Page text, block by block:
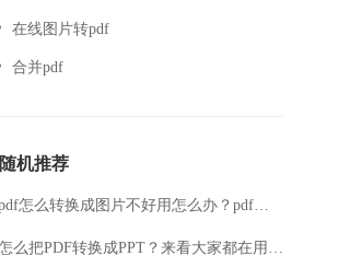
在线图片转pdf
合并pdf
随机推荐
1.pdf怎么转换成图片不好用怎么办？pdf怎么转换成图片？
2.怎么把PDF转换成PPT？来看大家都在用的方法